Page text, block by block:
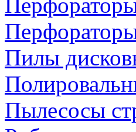
Пилы
Пылесосы